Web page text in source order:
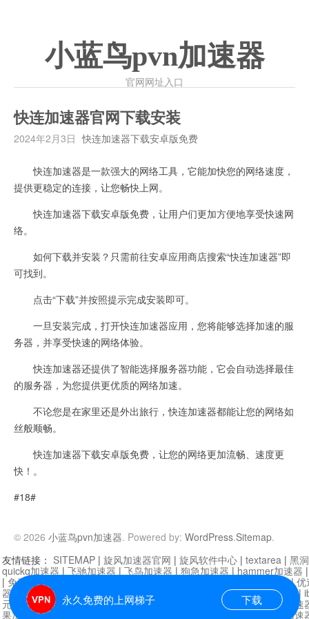
小蓝鸟pvn加速器
官网网址入口
快连加速器官网下载安装
2024年2月3日 快连加速器下载安卓版免费
快连加速器是一款强大的网络工具，它能加快您的网络速度，
提供更稳定的连接，让您畅快上网。
快连加速器下载安卓版免费，让用户们更加方便地享受快速网
络。
如何下载并安装？只需前往安卓应用商店搜索“快连加速器”即
可找到。
点击“下载”并按照提示完成安装即可。
一旦安装完成，打开快连加速器应用，您将能够选择加速的服
务器，并享受快速的网络体验。
快连加速器还提供了智能选择服务器功能，它会自动选择最佳
的服务器，为您提供更优质的网络加速。
不论您是在家里还是外出旅行，快连加速器都能让您的网络如
丝般顺畅。
快连加速器下载安卓版免费，让您的网络更加流畅、速度更
快！。
#18#
© 2026 小蓝鸟pvn加速器. Powered by: WordPress.Sitemap.
永久免费的上网梯子 下载
友情链接： SITEMAP | 旋风加速器官网 | 旋风软件中心 | textarea | 黑
quickq加速器 | 飞驰加速器 | 飞鸟加速器 | 狗急加速器 | hammer加速器
| 免费vqn加速外网 迷雾通|优
器| 快柠檬加速器 |黑洞加速 |falemon 快橙加速器|anycast加速器 |
元机场加速器 |一元机场|老王加速器 | 白石山|
小牛加速
果加速器|黑洞加速 芒果加速